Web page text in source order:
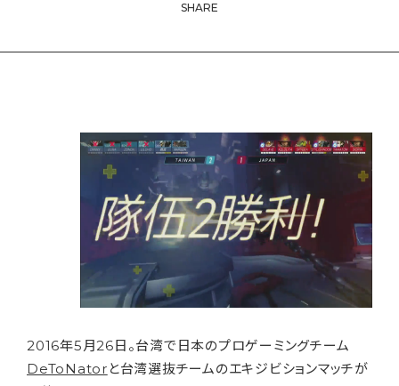
SHARE
2016年5月26日。台湾で日本のプロゲーミングチーム
DeToNator と台湾選抜チームのエキジビションマッチが